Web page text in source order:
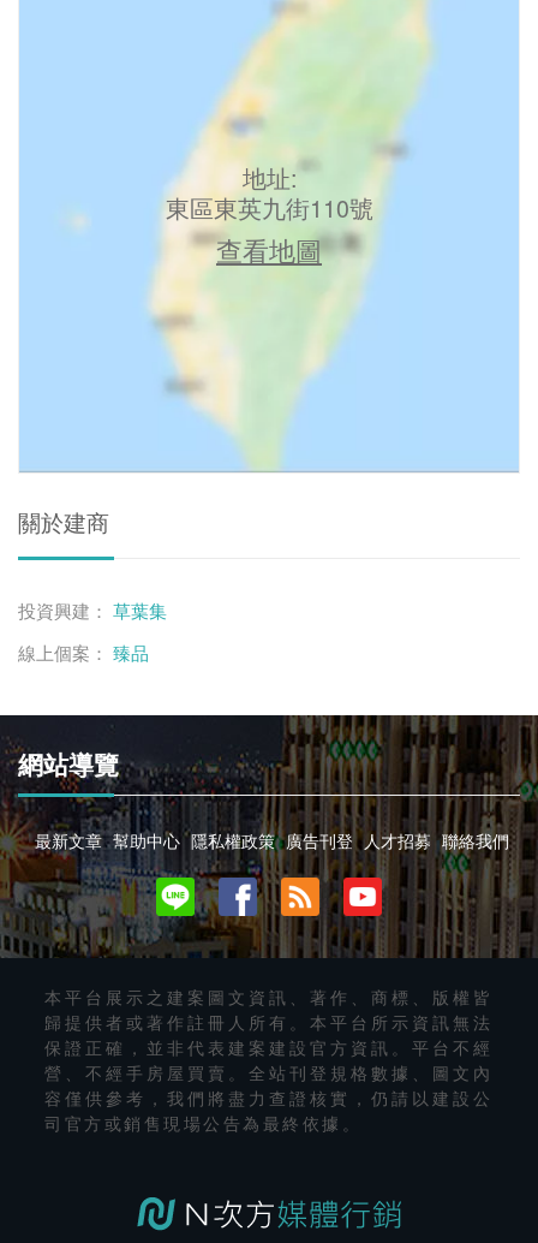
地址:
東區東英九街110號
查看地圖
關於建商
投資興建： 草葉集
線上個案： 臻品
網站導覽
最新文章 幫助中心 隱私權政策 廣告刊登 人才招募 聯絡我們
本平台展示之建案圖文資訊、著作、商標、版權皆
歸提供者或著作註冊人所有。本平台所示資訊無法
保證正確，並非代表建案建設官方資訊。平台不經
營、不經手房屋買賣。全站刊登規格數據、圖文內
容僅供參考，我們將盡力查證核實，仍請以建設公
司官方或銷售現場公告為最終依據。